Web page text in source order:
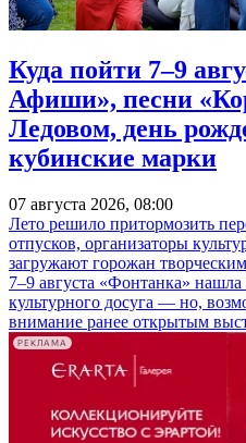
Куда пойти 7–9
Афиши», песни
Ледовом, день
кубинские марки
07 августа 2026, 08:00
Лето решило притормозить
отпусков, организаторы
загружают горожан
7–9 августа «Фонтанка»
культурного досуга — но,
внимание ранее открытым
РЕКЛАМА